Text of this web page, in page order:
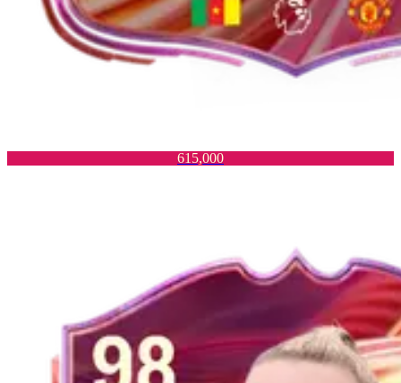
615,000